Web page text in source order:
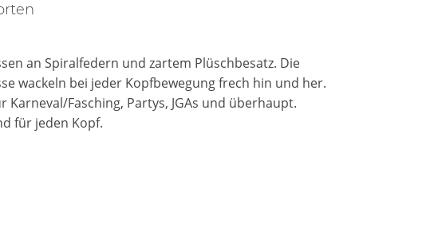
an Spiralfedern und zartem Plüschbesatz. Die
wackeln bei jeder Kopfbewegung frech hin und her.
Fasching, Partys, JGAs und überhaupt.
für jeden Kopf.